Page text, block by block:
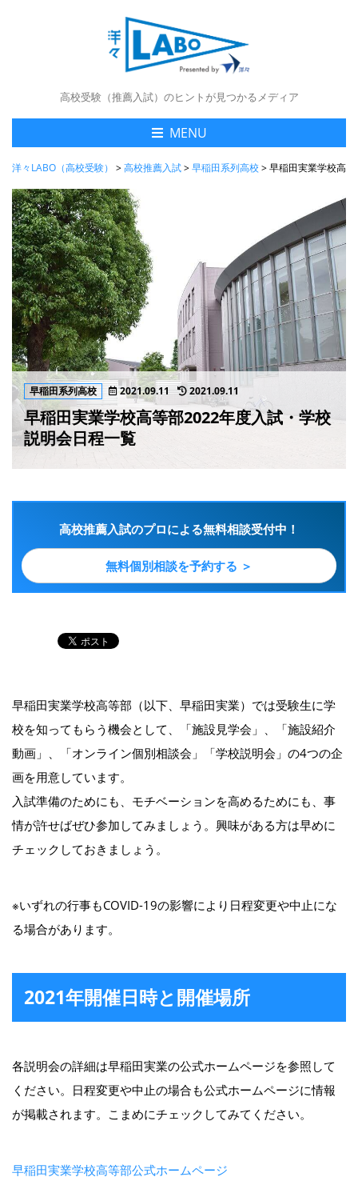
高校受験（推薦入試）のヒントが見つかるメディア
MENU
洋々LABO（高校受験） >高校推薦入試>早稲田系列高校>早稲田実業学校高
早稲田系列高校 2021.09.11 2021.09.11
早稲田実業学校高等部2022年度入試・学校
説明会日程一覧
高校推薦入試のプロによる無料相談受付中！
無料個別相談を予約する ＞
早稲田実業学校高等部（以下、早稲田実業）では受験生に学
校を知ってもらう機会として、「施設見学会」、「施設紹介
動画」、「オンライン個別相談会」「学校説明会」の4つの企
画を用意しています。
入試準備のためにも、モチベーションを高めるためにも、事
情が許せばぜひ参加してみましょう。興味がある方は早めに
チェックしておきましょう。
※いずれの行事もCOVID-19の影響により日程変更や中止にな
る場合があります。
2021年開催日時と開催場所
各説明会の詳細は早稲田実業の公式ホームページを参照して
ください。日程変更や中止の場合も公式ホームページに情報
が掲載されます。こまめにチェックしてみてください。
早稲田実業学校高等部公式ホームページ